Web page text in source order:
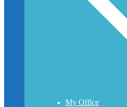
My Office